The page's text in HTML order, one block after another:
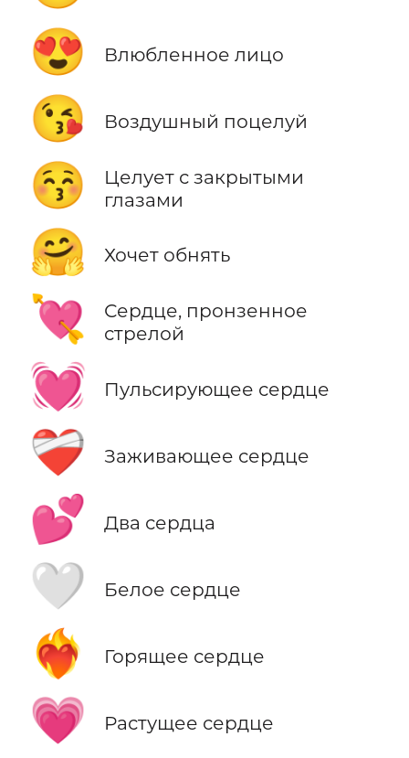
😍 Влюбленное лицо
😘 Воздушный поцелуй
😚
Целует с закрытыми
глазами
🤗 Хочет обнять
💘
Сердце, пронзенное
стрелой
💓 Пульсирующее сердце
❤️‍🩹 Заживающее сердце
💕 Два сердца
🤍 Белое сердце
❤️‍🔥 Горящее сердце
💗 Растущее сердце